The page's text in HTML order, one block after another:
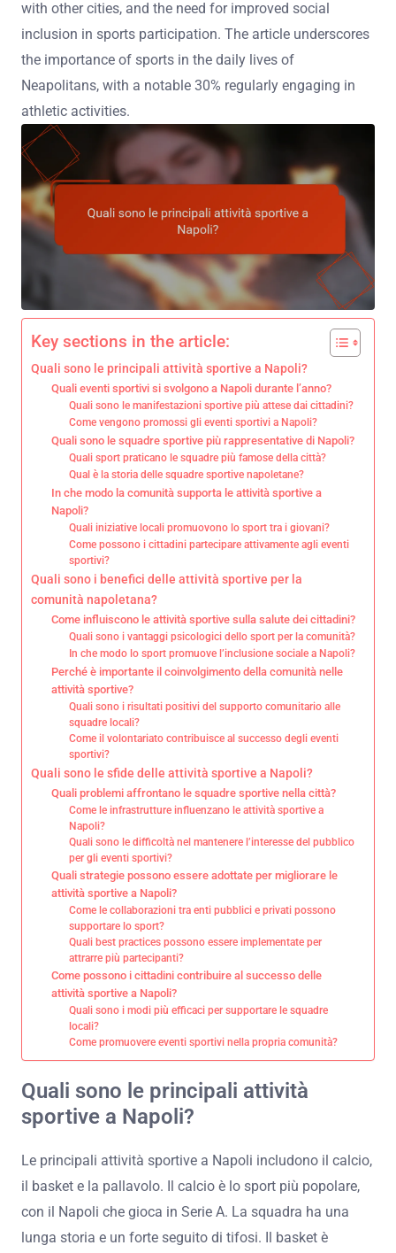
with other cities, and the need for improved social
inclusion in sports participation. The article underscores
the importance of sports in the daily lives of
Neapolitans, with a notable 30% regularly engaging in
athletic activities.
Key sections in the article:
Quali sono le principali attività sportive a Napoli?
Quali eventi sportivi si svolgono a Napoli durante l’anno?
Quali sono le manifestazioni sportive più attese dai cittadini?
Come vengono promossi gli eventi sportivi a Napoli?
Quali sono le squadre sportive più rappresentative di Napoli?
Quali sport praticano le squadre più famose della città?
Qual è la storia delle squadre sportive napoletane?
In che modo la comunità supporta le attività sportive a
Napoli?
Quali iniziative locali promuovono lo sport tra i giovani?
Come possono i cittadini partecipare attivamente agli eventi
sportivi?
Quali sono i benefici delle attività sportive per la
comunità napoletana?
Come influiscono le attività sportive sulla salute dei cittadini?
Quali sono i vantaggi psicologici dello sport per la comunità?
In che modo lo sport promuove l’inclusione sociale a Napoli?
Perché è importante il coinvolgimento della comunità nelle
attività sportive?
Quali sono i risultati positivi del supporto comunitario alle
squadre locali?
Come il volontariato contribuisce al successo degli eventi
sportivi?
Quali sono le sfide delle attività sportive a Napoli?
Quali problemi affrontano le squadre sportive nella città?
Come le infrastrutture influenzano le attività sportive a
Napoli?
Quali sono le difficoltà nel mantenere l’interesse del pubblico
per gli eventi sportivi?
Quali strategie possono essere adottate per migliorare le
attività sportive a Napoli?
Come le collaborazioni tra enti pubblici e privati possono
supportare lo sport?
Quali best practices possono essere implementate per
attrarre più partecipanti?
Come possono i cittadini contribuire al successo delle
attività sportive a Napoli?
Quali sono i modi più efficaci per supportare le squadre
locali?
Come promuovere eventi sportivi nella propria comunità?
Quali sono le principali attività
sportive a Napoli?
Le principali attività sportive a Napoli includono il calcio,
il basket e la pallavolo. Il calcio è lo sport più popolare,
con il Napoli che gioca in Serie A. La squadra ha una
lunga storia e un forte seguito di tifosi. Il basket è